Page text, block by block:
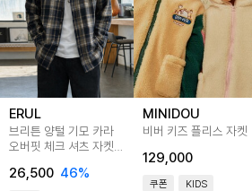
ERUL
브리튼 양털 기모 카라
오버핏 체크 셔츠 자켓
26,500 46%
MINIDOU
비버 키즈 플리스 자켓
129,000
쿠폰 KIDS